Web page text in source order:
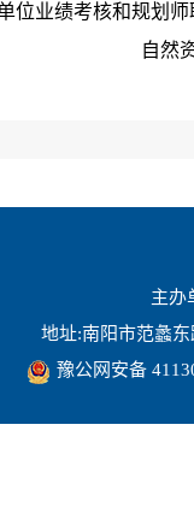
位业绩考核和规划
央农村工
主办
地址:南阳市范蠡
豫公网安备